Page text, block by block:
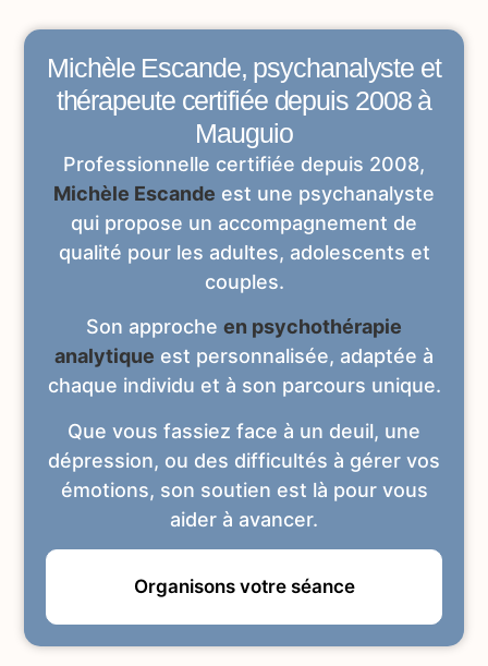
Michèle Escande, psychanalyste et
thérapeute certifiée depuis 2008 à
Mauguio
Professionnelle certifiée depuis 2008,
Michèle Escande est une psychanalyste
qui propose un accompagnement de
qualité pour les adultes, adolescents et
couples.
Son approche en psychothérapie
analytique est personnalisée, adaptée à
chaque individu et à son parcours unique.
Que vous fassiez face à un deuil, une
dépression, ou des difficultés à gérer vos
émotions, son soutien est là pour vous
aider à avancer.
Organisons votre séance